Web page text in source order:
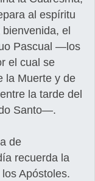
al espíritu
el
Pascual —los
el cual se
la Muerte y de
la tarde del
Santo—.
de
recuerda la
Apóstoles.